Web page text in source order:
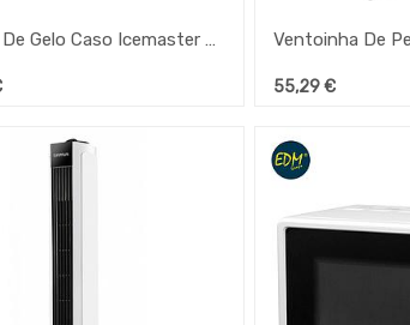
Maquina De Gelo Caso Icemaster Pro
55,29€